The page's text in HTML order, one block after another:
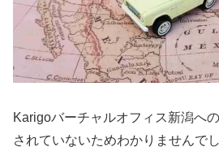
Karigoバーチャルオフィス新潟へ
されていないためわかりませんでし